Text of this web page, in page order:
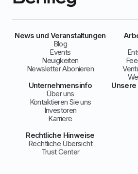
News und Veranstaltungen
Blog
Events
Neuigkeiten
Newsletter Abonieren
Unternehmensinfo
Über uns
Kontaktieren Sie uns
Investoren
Karriere
Rechtliche Hinweise
Rechtliche Übersicht
Trust Center